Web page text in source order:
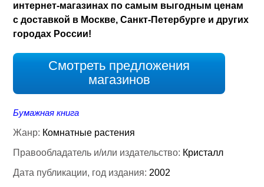
интернет-магазинах по самым выгодным ценам
с доставкой в Москве, Санкт-Петербурге и других
городах России!
Смотреть предложения
магазинов
Бумажная книга
Жанр: Комнатные растения
Правообладатель и/или издательство: Кристалл
Дата публикации, год издания: 2002